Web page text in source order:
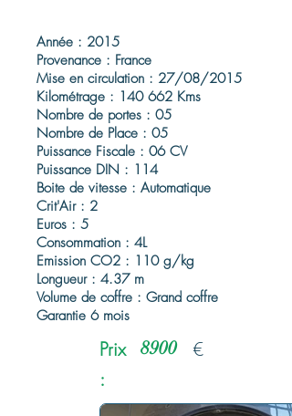
Année : 2015
Provenance : France
Mise en circulation : 27/08/2015
Kilométrage : 140 662 Kms
Nombre de portes : 05
Nombre de Place : 05
Puissance Fiscale : 06 CV
Puissance DIN : 114
Boite de vitesse : Automatique
Crit'Air : 2
Euros : 5
Consommation : 4L
Emission CO2 : 110 g/kg
Longueur : 4.37 m
Volume de coffre : Grand coffre
Garantie 6 mois
Prix
:
8900 €